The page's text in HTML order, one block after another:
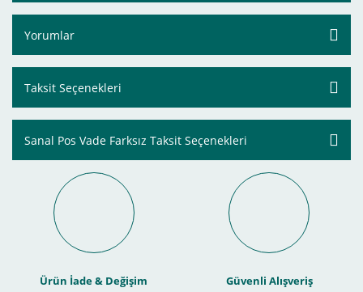
Yorumlar
Taksit Seçenekleri
Sanal Pos Vade Farksız Taksit Seçenekleri
Ürün İade & Değişim Güvenli Alışveriş